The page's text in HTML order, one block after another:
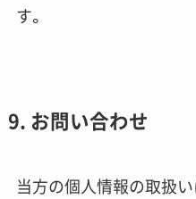
す。
9. お問い合わせ
当方の個人情報の取扱